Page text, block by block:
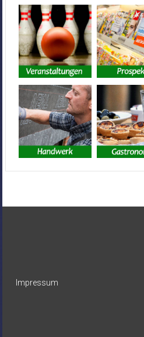
Impressum